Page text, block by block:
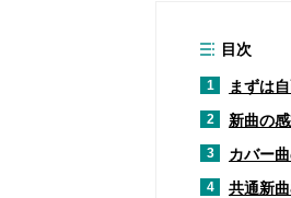
目次
1 まずは
2 新曲の
3 カバー
4 共通新